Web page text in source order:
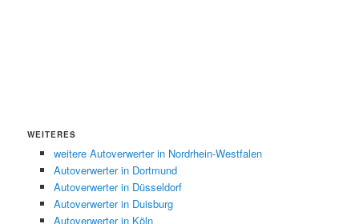
WEITERES
weitere Autoverwerter in Nordrhein-Westfalen
Autoverwerter in Dortmund
Autoverwerter in Düsseldorf
Autoverwerter in Duisburg
Autoverwerter in Köln